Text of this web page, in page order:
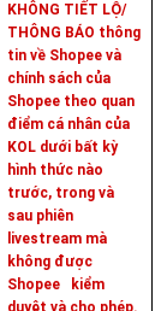
KHÔNG TIẾT LỘ/
THÔNG BÁO thông
tin về Shopee và
chính sách của
Shopee theo quan
điểm cá nhân của
KOL dưới bất kỳ
hình thức nào
trước, trong và
sau phiên
livestream mà
không được
Shopee kiểm